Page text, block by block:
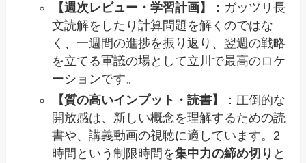
【週次レビュー・学習計画】
：ガッツリ長
文読解をしたり計算問題を解くのではな
く、一週間の進捗を振り返り、翌週の戦略
を立てる軍議の場として立川で最高のロケ
ーションです。
【質の高いインプット・読書】
：圧倒的な
開放感は、新しい概念を理解するための読
書や、講義動画の視聴に適しています。2
時間という制限時間を集中力の締め切り と